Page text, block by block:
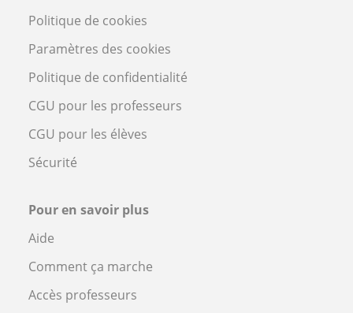
Politique de cookies
Paramètres des cookies
Politique de confidentialité
CGU pour les professeurs
CGU pour les élèves
Sécurité
Pour en savoir plus
Aide
Comment ça marche
Accès professeurs